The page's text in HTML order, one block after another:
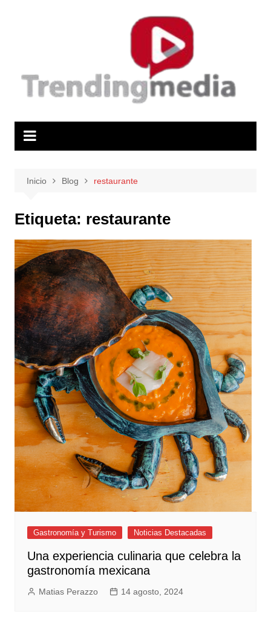
Inicio Blog restaurante
Etiqueta: restaurante
Gastronomía y Turismo Noticias Destacadas
Una experiencia culinaria que celebra la
gastronomía mexicana
Matias Perazzo 14 agosto, 2024